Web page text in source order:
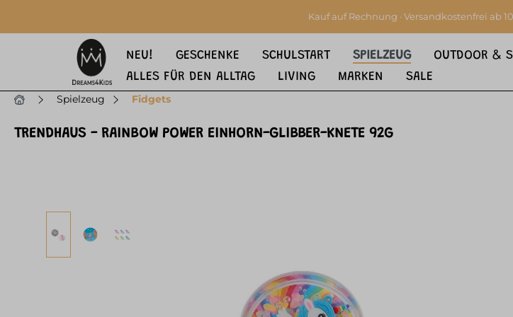
Kauf auf Rechnung · Versandkostenfrei ab
NEU! GESCHENKE SCHULSTART SPIELZEUG OUTDOOR &
ALLES FÜR DEN ALLTAG
LIVING MARKEN SALE
Spielzeug Fidgets
TRENDHAUS - RAINBOW POWER EINHORN-GLIBBER-KNETE 92G